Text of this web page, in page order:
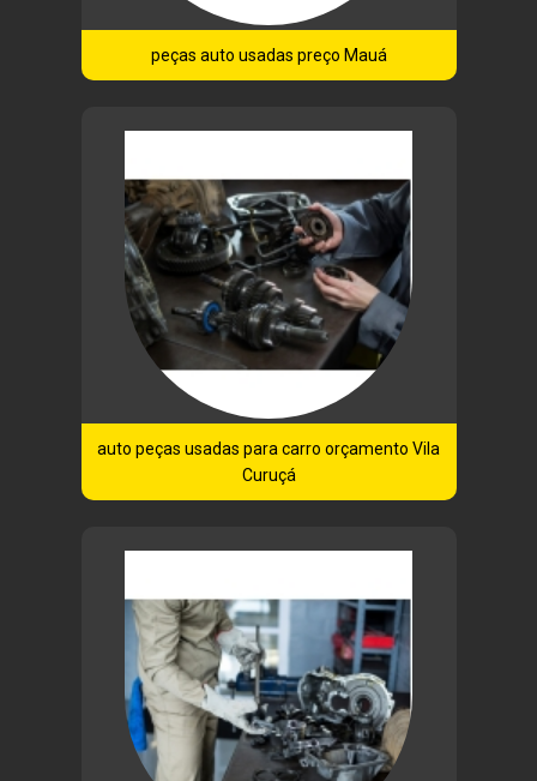
peças auto usadas preço Mauá
auto peças usadas para carro orçamento Vila
Curuçá